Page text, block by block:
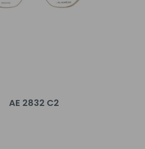
AE 2832 C2